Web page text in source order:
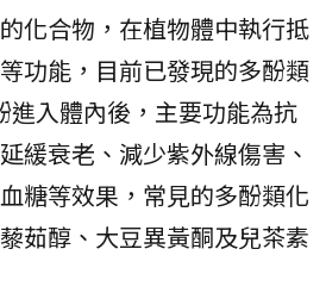
化合物，在植物體中執行抵
功能，目前已發現的多酚類
進入體內後，主要功能為抗
緩衰老、減少紫外線傷害、
糖等效果，常見的多酚類化
茹醇、大豆異黃酮及兒茶素